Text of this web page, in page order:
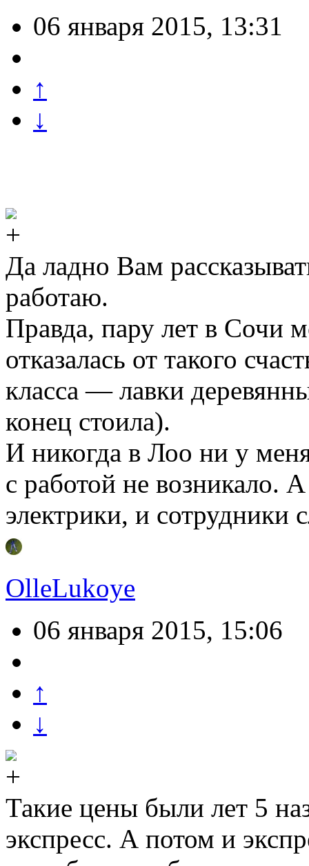
06 января 2015, 13:31
↑
↓
Да ладно Вам
работаю.
Правда, пару лет в Сочи
отказалась от такого
класса — лавки
конец стоила).
И никогда в Лоо ни у
с работой не возникало.
электрики, и
OlleLukoye
06 января 2015, 15:06
↑
↓
Такие цены были лет 5
экспресс. А потом и